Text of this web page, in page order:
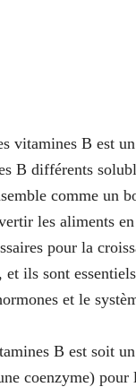
vitamines B est
B différents
comme un
les aliments
pour la
et ils sont
et le
B est soit
coenzyme) pour